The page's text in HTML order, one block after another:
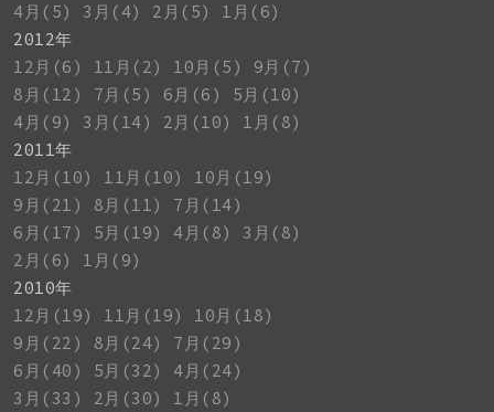
4月(5)
3月(4) 2月(5)
1月(6)
2012年
12月(6)
11月(2) 10月(5)
9月(7)
8月(12)
7月(5) 6月(6)
5月(10)
4月(9)
3月(14) 2月(10)
1月(8)
2011年
12月(10)
11月(10)
10月(19)
9月(21)
8月(11)
7月(14)
6月(17)
5月(19) 4月(8)
3月(8)
2月(6)
1月(9)
2010年
12月(19)
11月(19)
10月(18)
9月(22)
8月(24)
7月(29)
6月(40)
5月(32)
4月(24)
3月(33)
2月(30)
1月(8)